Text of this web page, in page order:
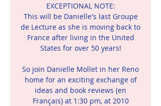
EXCEPTIONAL NOTE:
This will be Danielle's last Groupe
de Lecture as she is moving back to
France after living in the United
States for over 50 years!
So join Danielle Mollet in her Reno
home for an exciting exchange of
ideas and book reviews (en
Français) at 1:30 pm, at 2010